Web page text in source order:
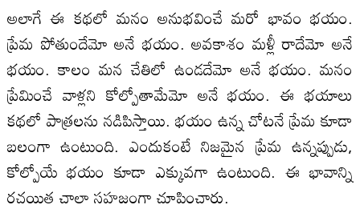
అలాగే ఈ కథలో మనం అనుభవించే మరో భావం భయం.
ప్రేమ పోతుందేమో అనే భయం. అవకాశం మళ్లీ రాదేమో అనే
భయం. కాలం మన చేతిలో ఉండదేమో అనే భయం. మనం
ప్రేమించే వాళ్లని కోల్పోతామేమో అనే భయం. ఈ భయాలు
కథలో పాత్రలను నడిపిస్తాయి. భయం ఉన్న చోటనే ప్రేమ కూడా
బలంగా ఉంటుంది. ఎందుకంటే నిజమైన ప్రేమ ఉన్నప్పుడు,
కోల్పోయే భయం కూడా ఎక్కువగా ఉంటుంది. ఈ భావాన్ని
రచయిత చాలా సహజంగా చూపించారు.